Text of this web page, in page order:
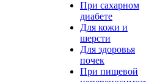
При сахарном
диабете
Для кожи и
шерсти
Для здоровья
почек
При пищевой